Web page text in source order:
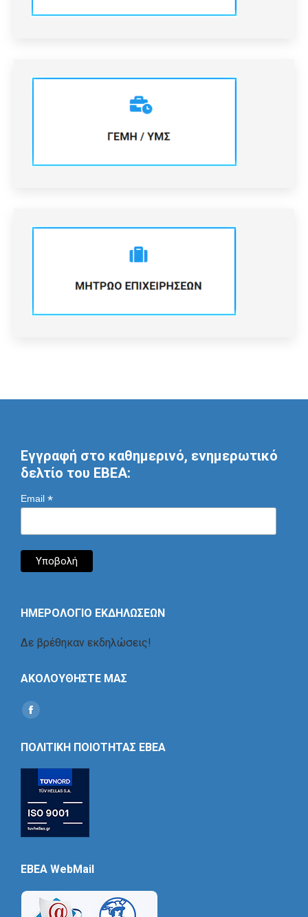
Εγγραφή στο καθημερινό, ενημερωτικό
δελτίο του ΕΒΕΑ:
Email *
ΗΜΕΡΟΛΟΓΙΟ ΕΚΔΗΛΩΣΕΩΝ
Δε βρέθηκαν εκδηλώσεις!
ΑΚΟΛΟΥΘΗΣΤΕ ΜΑΣ
Find us on:
Social
ΠΟΛΙΤΙΚΗ ΠΟΙΟΤΗΤΑΣ ΕΒΕΑ
EBEA WebMail